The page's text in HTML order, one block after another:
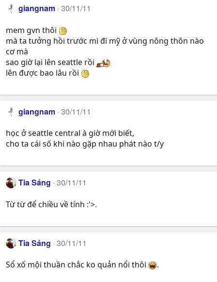
giangnam 30/11/11
mem gvn thôi
mà ta tưởng hồi trước mi đi mỹ ở vùng nông thôn nào
cơ mà
sao giờ lại lên seattle rồi
lên được bao lâu rồi
giangnam 30/11/11
học ở seattle central à giờ mới biết,
cho ta cái số khi nào gặp nhau phát nào t/y
Tia Sáng 30/11/11
Từ từ để chiều về tính :'>.
Tia Sáng 30/11/11
Sổ xố mội thuần chắc ko quản nổi thôi .